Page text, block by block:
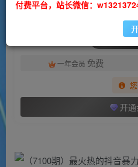
此内容为付费阅读，请付费后查看
会员
一年会员 免费
开通
付费平台，站长微信：